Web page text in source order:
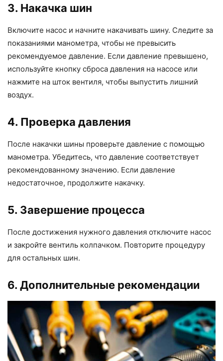
3. Накачка шин
Включите насос и начните накачивать шину. Следите за
показаниями манометра, чтобы не превысить
рекомендуемое давление. Если давление превышено,
используйте кнопку сброса давления на насосе или
нажмите на шток вентиля, чтобы выпустить лишний
воздух.
4. Проверка давления
После накачки шины проверьте давление с помощью
манометра. Убедитесь, что давление соответствует
рекомендованному значению. Если давление
недостаточное, продолжите накачку.
5. Завершение процесса
После достижения нужного давления отключите насос
и закройте вентиль колпачком. Повторите процедуру
для остальных шин.
6. Дополнительные рекомендации